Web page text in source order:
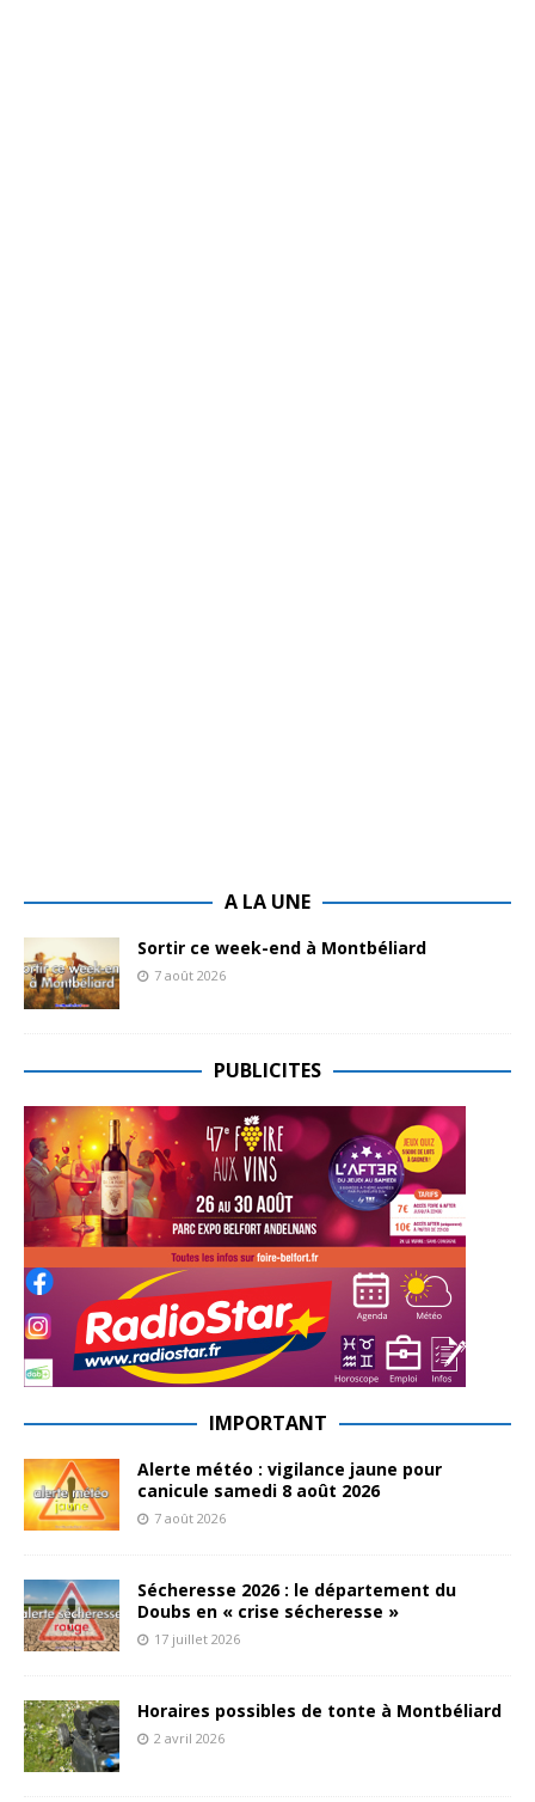
A LA UNE
Sortir ce week-end à Montbéliard
7 août 2026
PUBLICITES
IMPORTANT
Alerte météo : vigilance jaune pour
canicule samedi 8 août 2026
7 août 2026
Sécheresse 2026 : le département du
Doubs en « crise sécheresse »
17 juillet 2026
Horaires possibles de tonte à Montbéliard
2 avril 2026